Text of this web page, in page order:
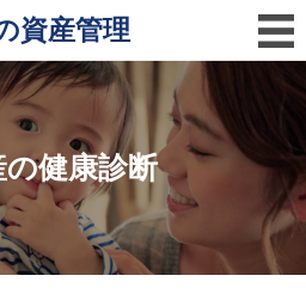
資産管理
の健康診断